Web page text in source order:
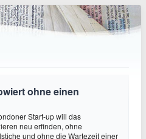
ohne einen
Start-up will das
neu erfinden, ohne
und ohne die Wartezeit einer